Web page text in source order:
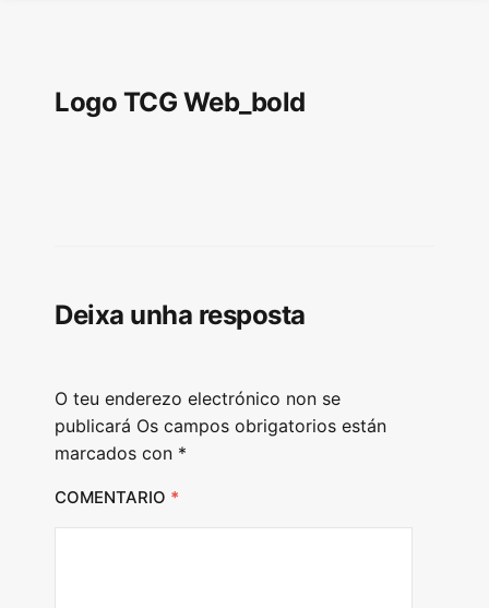
Logo TCG Web_bold
Deixa unha resposta
O teu enderezo electrónico non se
publicará Os campos obrigatorios están
marcados con *
COMENTARIO *